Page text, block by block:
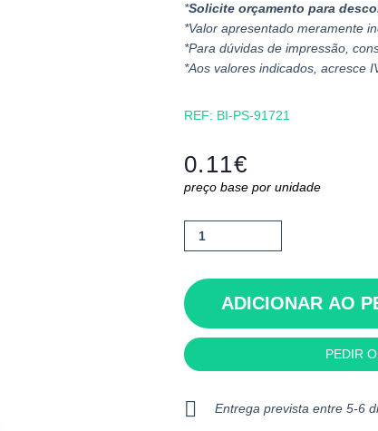
*Solicite orçamento para
*Valor apresentado meramente
*Para dúvidas de impressão,
*Aos valores indicados, acresce
REF: BI-PS-91721
0.11€
preço base por unidade
Quantidade
de
Ernster
ADICIONAR AO
PEDIR
Entrega prevista entre 5-6